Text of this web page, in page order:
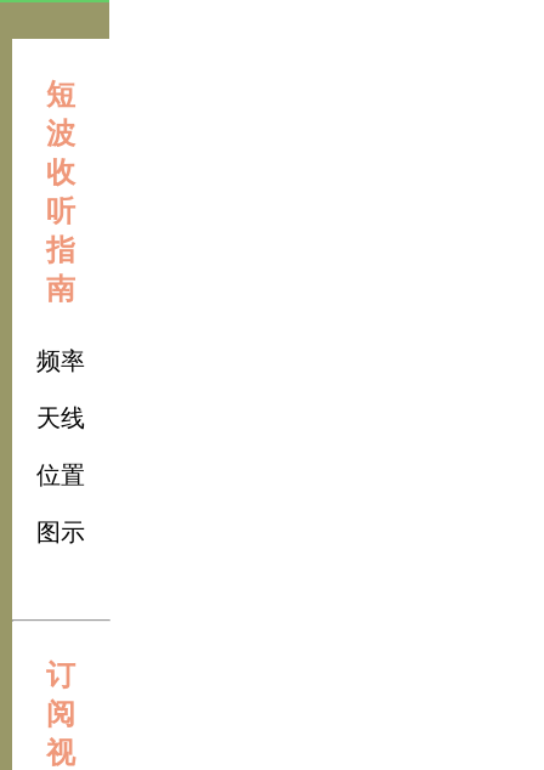
短
波
收
听
指
南
频率
天线
位置
图示
订
阅
视